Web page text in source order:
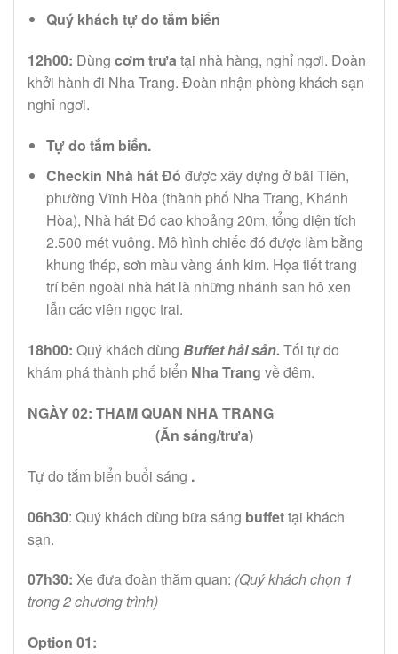
Quý khách tự do tắm biển
12h00: Dùng cơm trưatại nhà hàng, nghỉ ngơi. Đoàn
khởi hành đi Nha Trang. Đoàn nhận phòng khách sạn
nghỉ ngơi.
Tự do tắm biển.
Checkin Nhà hát Đó được xây dựng ở bãi Tiên,
phường Vĩnh Hòa (thành phố Nha Trang, Khánh
Hòa), Nhà hát Đó cao khoảng 20m, tổng diện tích
2.500 mét vuông. Mô hình chiếc đó được làm bằng
khung thép, sơn màu vàng ánh kim. Họa tiết trang
trí bên ngoài nhà hát là những nhánh san hô xen
lẫn các viên ngọc trai.
18h00: Quý khách dùng Buffet hải sản. Tối tự do
khám phá thành phố biển Nha Trang về đêm.
NGÀY 02: THAM QUAN NHA TRANG
(Ăn sáng/trưa)
Tự do tắm biển buổi sáng .
06h30: Quý khách dùng bữa sáng buffettại khách
sạn.
07h30: Xe đưa đoàn thăm quan: (Quý khách chọn 1
trong 2 chương trình)
Option 01: